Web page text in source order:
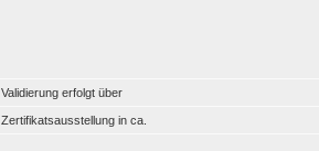
Validierung erfolgt über
Zertifikatsausstellung in ca.